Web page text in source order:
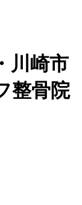
川崎市
整骨院